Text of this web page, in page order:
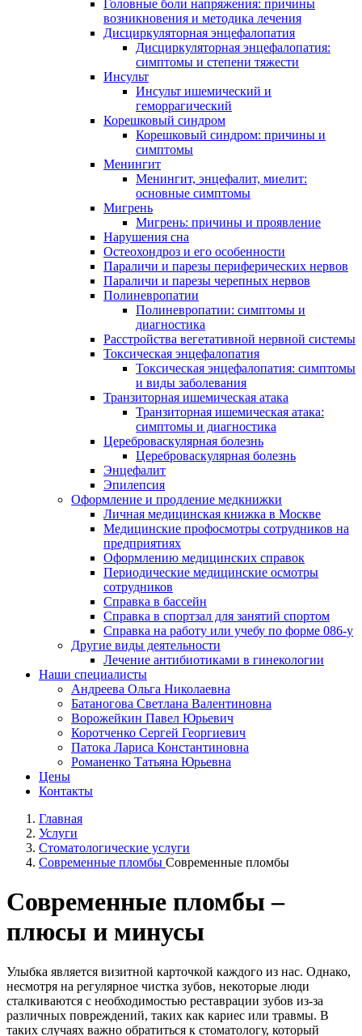
Головные боли напряжения: причины
возникновения и методика лечения
Дисциркуляторная энцефалопатия
Дисциркуляторная энцефалопатия:
симптомы и степени тяжести
Инсульт
Инсульт ишемический и
геморрагический
Корешковый синдром
Корешковый синдром: причины и
симптомы
Менингит
Менингит, энцефалит, миелит:
основные симптомы
Мигрень
Мигрень: причины и проявление
Нарушения сна
Остеохондроз и его особенности
Параличи и парезы периферических нервов
Параличи и парезы черепных нервов
Полиневропатии
Полиневропатии: симптомы и
диагностика
Расстройства вегетативной нервной системы
Токсическая энцефалопатия
Токсическая энцефалопатия: симптомы
и виды заболевания
Транзиторная ишемическая атака
Транзиторная ишемическая атака:
симптомы и диагностика
Цереброваскулярная болезнь
Цереброваскулярная болезнь
Энцефалит
Эпилепсия
Оформление и продление медкнижки
Личная медицинская книжка в Москве
Медицинские профосмотры сотрудников на
предприятиях
Оформлению медицинских справок
Периодические медицинские осмотры
сотрудников
Справка в бассейн
Справка в спортзал для занятий спортом
Справка на работу или учебу по форме 086-у
Другие виды деятельности
Лечение антибиотиками в гинекологии
Наши специалисты
Андреева Ольга Николаевна
Батаногова Светлана Валентиновна
Ворожейкин Павел Юрьевич
Коротченко Сергей Георгиевич
Патока Лариса Константиновна
Романенко Татьяна Юрьевна
Цены
Контакты
Главная
Услуги
Стоматологические услуги
Современные пломбы Современные пломбы
Современные пломбы –
плюсы и минусы
Улыбка является визитной карточкой каждого из нас. Однако,
несмотря на регулярное чистка зубов, некоторые люди
сталкиваются с необходимостью реставрации зубов из-за
различных повреждений, таких как кариес или травмы. В
таких случаях важно обратиться к стоматологу, который